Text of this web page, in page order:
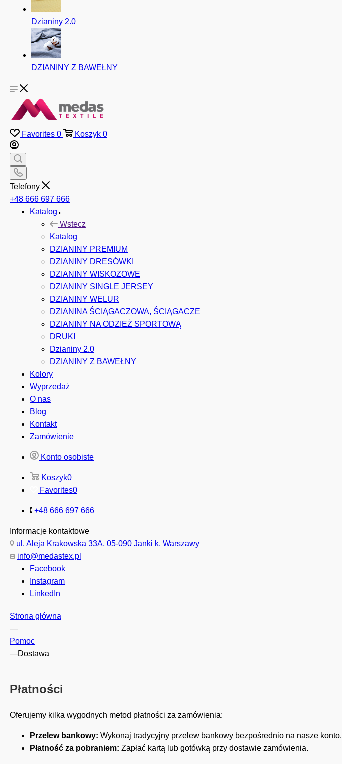
Dzianiny 2.0
DZIANINY Z BAWEŁNY
Favorites 0 Koszyk 0
Telefony
+48 666 697 666
Katalog
Wstecz
Katalog
DZIANINY PREMIUM
DZIANINY DRESÓWKI
DZIANINY WISKOZOWE
DZIANINY SINGLE JERSEY
DZIANINY WELUR
DZIANINA ŚCIĄGACZOWA, ŚCIĄGACZE
DZIANINY NA ODZIEŻ SPORTOWĄ
DRUKI
Dzianiny 2.0
DZIANINY Z BAWEŁNY
Kolory
Wyprzedaż
O nas
Blog
Kontakt
Zamówienie
Konto osobiste
Koszyk0
Favorites0
+48 666 697 666
Informacje kontaktowe
ul. Aleja Krakowska 33A, 05-090 Janki k. Warszawy
info@medastex.pl
Facebook
Instagram
LinkedIn
Strona główna
—
Pomoc
—Dostawa
Płatności
Oferujemy kilka wygodnych metod płatności za zamówienia:
Przelew bankowy: Wykonaj tradycyjny przelew bankowy bezpośrednio na nasze konto.
Płatność za pobraniem: Zapłać kartą lub gotówką przy dostawie zamówienia.